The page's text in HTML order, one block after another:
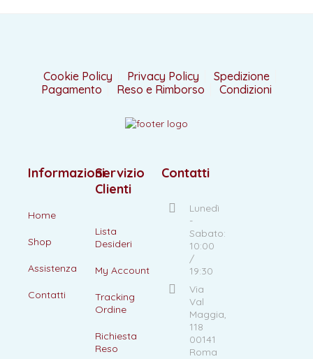
Cookie Policy Privacy Policy
Spedizione
Pagamento
Reso e Rimborso Condizioni
Informazioni
Home
Shop
Assistenza
Contatti
Servizio
Clienti
Lista
Desideri
My Account
Tracking
Ordine
Richiesta
Reso
Contatti
Lunedì
-
Sabato:
10:00
/
19:30
Via
Val
Maggia,
118
00141
Roma